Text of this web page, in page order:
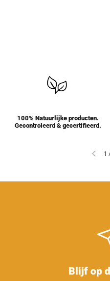
100% Natuurlijke producten.
Gecontroleerd & gecertifieerd.
1
Blijf op